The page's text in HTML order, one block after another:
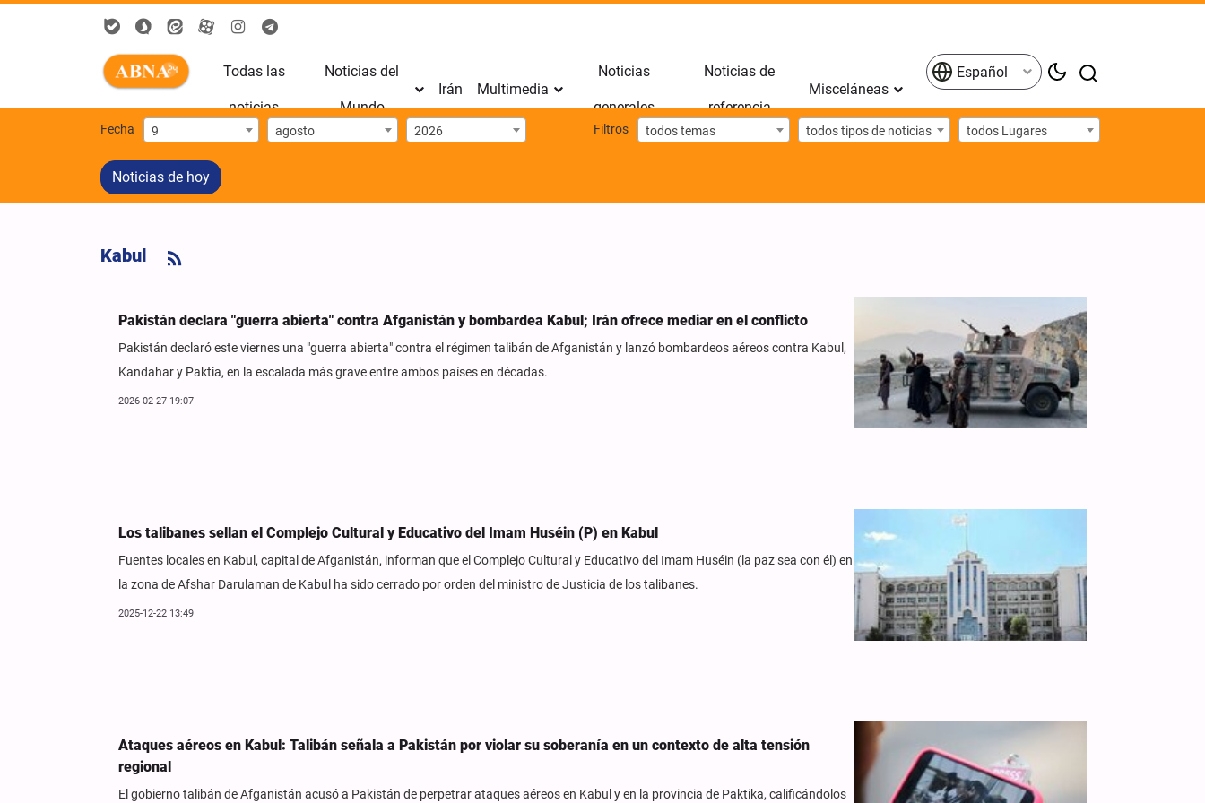
Todas las
noticias
Noticias del
Mundo
Irán Multimedia
Noticias
generales
Noticias de
referencia
Misceláneas
Español
Fecha 9 agosto 2026 Filtros todos temas todos tipos de noticias todos Lugares
Noticias de hoy
Kabul
Pakistán declara "guerra abierta" contra Afganistán y bombardea Kabul; Irán ofrece mediar en el conflicto
Pakistán declaró este viernes una "guerra abierta" contra el régimen talibán de Afganistán y lanzó bombardeos aéreos contra Kabul,
Kandahar y Paktia, en la escalada más grave entre ambos países en décadas.
2026-02-27 19:07
Los talibanes sellan el Complejo Cultural y Educativo del Imam Huséin (P) en Kabul
Fuentes locales en Kabul, capital de Afganistán, informan que el Complejo Cultural y Educativo del Imam Huséin (la paz sea con él) en
la zona de Afshar Darulaman de Kabul ha sido cerrado por orden del ministro de Justicia de los talibanes.
2025-12-22 13:49
Ataques aéreos en Kabul: Talibán señala a Pakistán por violar su soberanía en un contexto de alta tensión
regional
El gobierno talibán de Afganistán acusó a Pakistán de perpetrar ataques aéreos en Kabul y en la provincia de Paktika, calificándolos